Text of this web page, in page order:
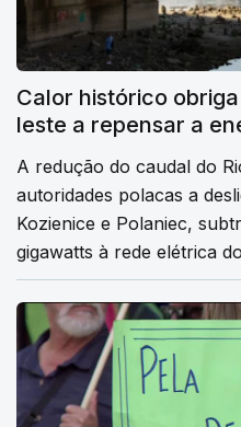
Calor histórico
leste a repensar a
A redução do caudal do
autoridades polacas a
Kozienice e Polaniec,
gigawatts à rede elétrica